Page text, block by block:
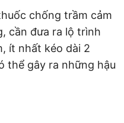
chống trầm cảm
cần đưa ra lộ trình
ít nhất kéo dài 2
thể gây ra những hậu